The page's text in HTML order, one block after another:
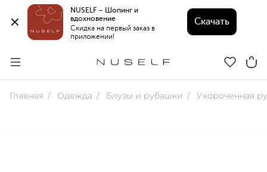
NUSELF – Шопинг и
вдохновение
Скидка на первый заказ в
приложении!
Скачать
Главная Одежда Блузы и рубашки Укороченная